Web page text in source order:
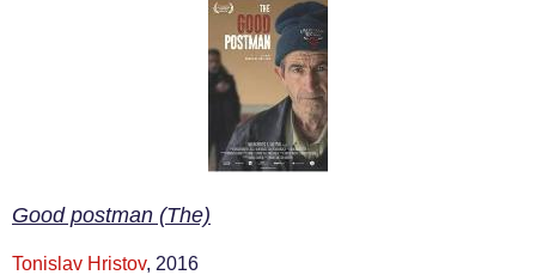
Good postman (The)
Tonislav Hristov, 2016